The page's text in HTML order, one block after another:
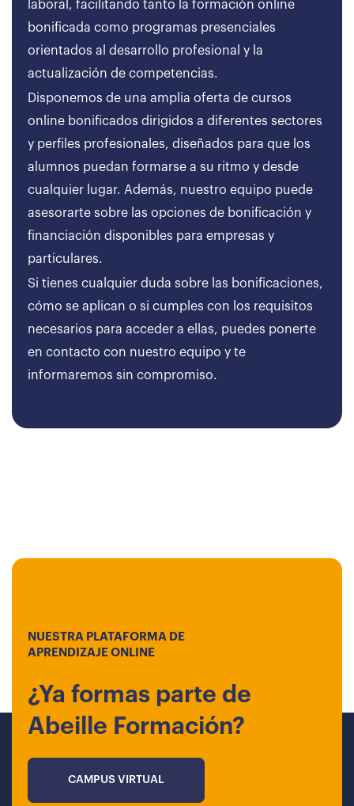
laboral, facilitando tanto la formación online
bonificada como programas presenciales
orientados al desarrollo profesional y la
actualización de competencias.
Disponemos de una amplia oferta de cursos
online bonificados dirigidos a diferentes sectores
y perfiles profesionales, diseñados para que los
alumnos puedan formarse a su ritmo y desde
cualquier lugar. Además, nuestro equipo puede
asesorarte sobre las opciones de bonificación y
financiación disponibles para empresas y
particulares.
Si tienes cualquier duda sobre las bonificaciones,
cómo se aplican o si cumples con los requisitos
necesarios para acceder a ellas, puedes ponerte
en contacto con nuestro equipo y te
informaremos sin compromiso.
NUESTRA PLATAFORMA DE
APRENDIZAJE ONLINE
¿Ya formas parte de
Abeille Formación?
CAMPUS VIRTUAL